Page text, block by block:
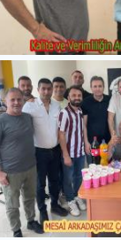
Yerleşke Yeni Ana
İşi
İLİ BANDIRMA
ADA 10 PARSELDE
BİNASI A VE B BLOK